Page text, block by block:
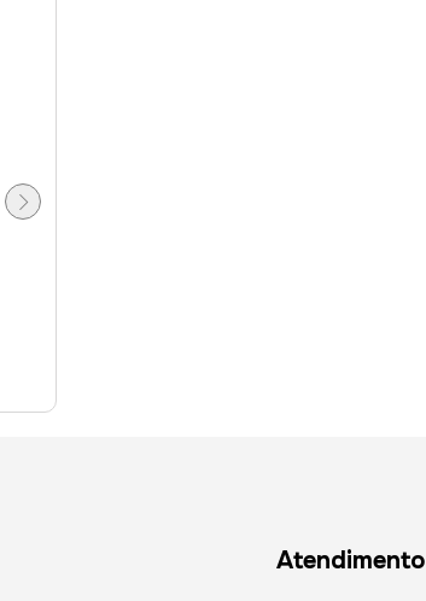
Atendimento